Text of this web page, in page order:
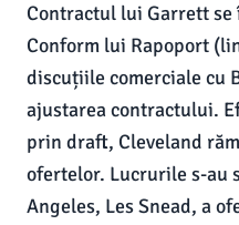
Contractul lui Garrett
Conform lui Rapoport
discuțiile comerciale cu
ajustarea contractului.
prin draft, Cleveland
ofertelor. Lucrurile s-au
Angeles, Les Snead, a